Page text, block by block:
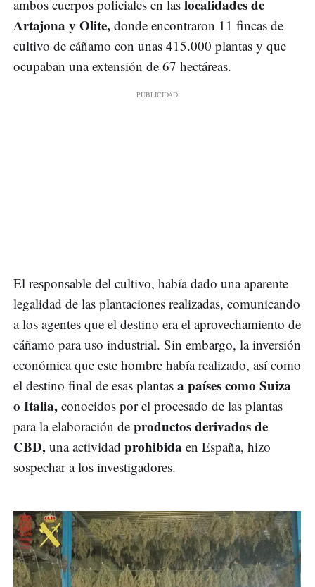
ambos cuerpos policiales en las localidades de
Artajona y Olite, donde encontraron 11 fincas de
cultivo de cáñamo con unas 415.000 plantas y que
ocupaban una extensión de 67 hectáreas.
El responsable del cultivo, había dado una aparente
legalidad de las plantaciones realizadas, comunicando
a los agentes que el destino era el aprovechamiento de
cáñamo para uso industrial. Sin embargo, la inversión
económica que este hombre había realizado, así como
el destino final de esas plantas a países como Suiza
o Italia, conocidos por el procesado de las plantas
para la elaboración de productos derivados de
CBD, una actividad prohibida en España, hizo
sospechar a los investigadores.